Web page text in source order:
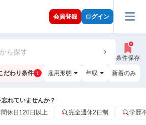
会員登録 ログイン
ら探す
条件保存
だわり条件 1 雇用形態 年収 新着のみ
れていませんか？
間休日120日以上 完全週休2日制 学歴